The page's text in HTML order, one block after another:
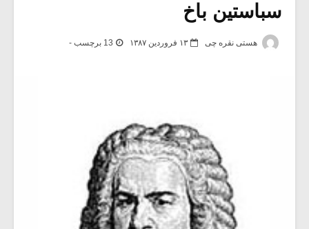
سباستین باخ
هستی نقره چی ۱۳ فروردین ۱۳۸۷ 13 برچسب -